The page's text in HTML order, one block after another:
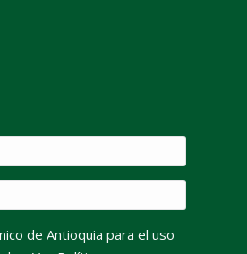
de Antioquia para el uso